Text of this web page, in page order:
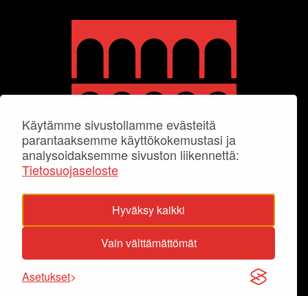
Käytämme sivustollamme evästeitä
parantaaksemme käyttökokemustasi ja
analysoidaksemme sivuston liikennettä:
Tietosuojaseloste
Hyväksy kaikki
Vain välttämättömät
Asetukset